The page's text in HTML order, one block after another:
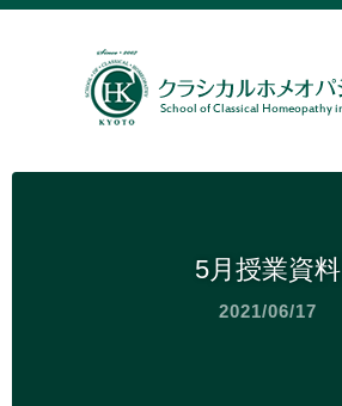
5月授業資料
2021/06/17